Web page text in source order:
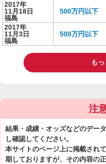
2017年
11月18日
福島
500万円以下
2017年
11月3日
福島
500万円以下
も
注
結果・成績・オッズなどのデー
し確認してください。
本サイトのページ上に掲載され
期しておりますが、その内容の